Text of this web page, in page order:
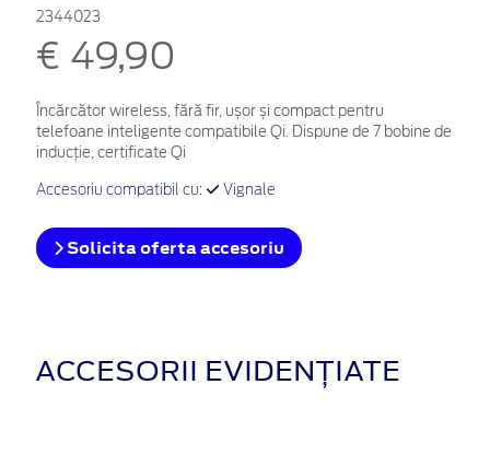
2344023
€ 49,90
Încărcător wireless, fără fir, ușor și compact pentru
telefoane inteligente compatibile Qi. Dispune de 7 bobine de
inducție, certificate Qi
Accesoriu compatibil cu: Vignale
Solicita oferta accesoriu
ACCESORII EVIDENȚIATE